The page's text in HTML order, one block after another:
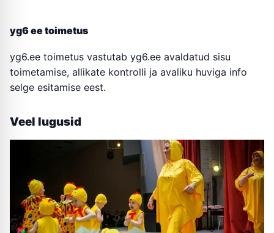
yg6 ee toimetus
yg6.ee toimetus vastutab yg6.ee avaldatud sisu
toimetamise, allikate kontrolli ja avaliku huviga info
selge esitamise eest.
Veel lugusid